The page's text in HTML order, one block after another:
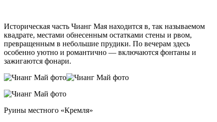
Историческая часть Чианг Мая находится в, так называемом
квадрате, местами обнесенным остатками стены и рвом,
превращенным в небольшие прудики. По вечерам здесь
особенно уютно и романтично — включаются фонтаны и
зажигаются фонари.
Руины местного «Кремля»